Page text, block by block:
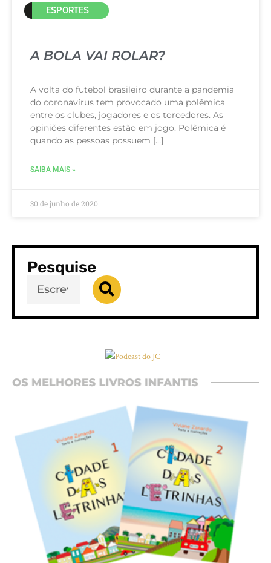
ESPORTES
A BOLA VAI ROLAR?
A volta do futebol brasileiro durante a pandemia
do coronavírus tem provocado uma polêmica
entre os clubes, jogadores e os torcedores. As
opiniões diferentes estão em jogo. Polêmica é
quando as pessoas possuem […]
SAIBA MAIS »
30 de junho de 2020
Pesquise